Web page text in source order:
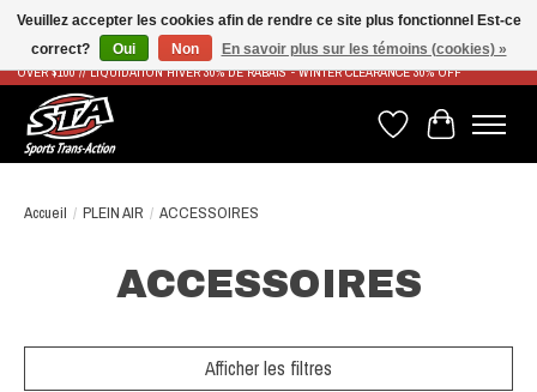
LIVRAISON RAPIDE ET GRATUITE À PARTIR DE 100$ - FAST & FREE SHIPPING ON ORDERS
OVER $100 // LIQUIDATION HIVER 30% DE RABAIS - WINTER CLEARANCE 30% OFF
Liste de souhaits
Panier
Accueil / PLEIN AIR / ACCESSOIRES
ACCESSOIRES
Afficher les filtres
Veuillez accepter les cookies afin de rendre ce site plus fonctionnel Est-ce
correct?
Oui Non En savoir plus sur les témoins (cookies) »